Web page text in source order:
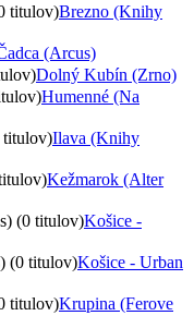
titulov)Brezno (Knihy
(Arcus)
Dolný Kubín (Zrno)
Humenné (Na
Ilava (Knihy
Kežmarok (Alter
(0 titulov)Košice -
(0 titulov)Košice - Urban
titulov)Krupina (Ferove